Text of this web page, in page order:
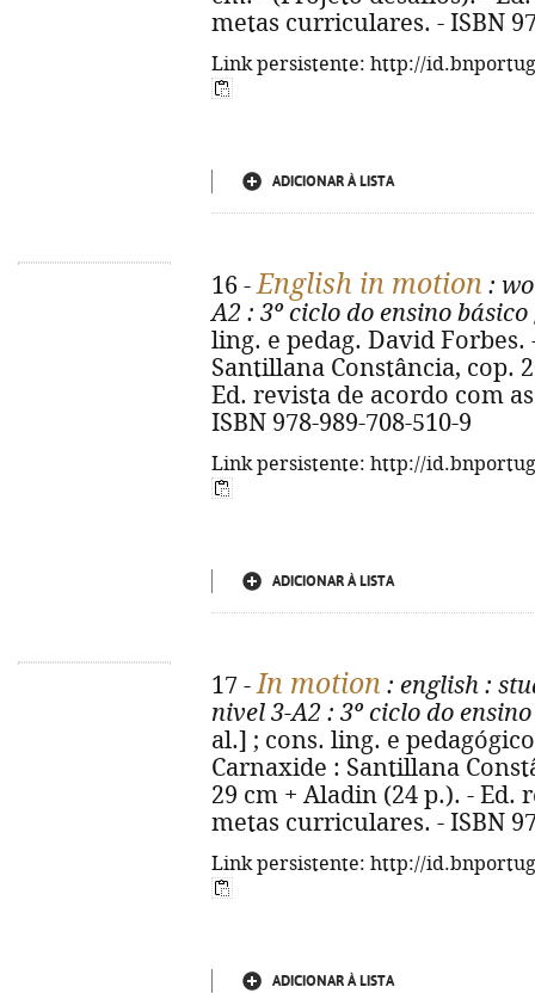
metas curriculares. - ISBN
Link persistente: http://
ADICIONAR À LISTA
16 -English in motion :
A2 : 3º ciclo do ensino básico
ling. e pedag. David Forbes.
Santillana Constância, cop.
Ed. revista de acordo com
ISBN 978-989-708-510-9
Link persistente: http://
ADICIONAR À LISTA
17 -In motion : english :
nivel 3-A2 : 3º ciclo do
al.] ; cons. ling. e
Carnaxide : Santillana
29 cm + Aladin (24 p.). - Ed.
metas curriculares. - ISBN
Link persistente: http://
ADICIONAR À LISTA